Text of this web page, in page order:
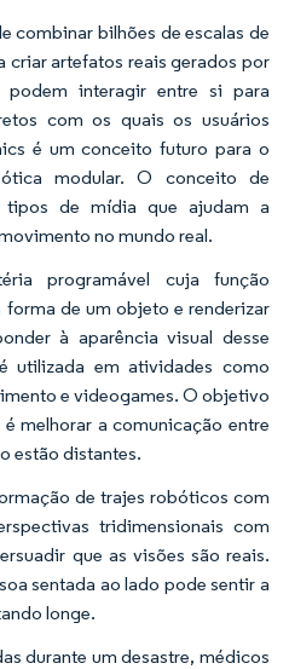
combinar bilhões de escalas de
criar artefatos reais gerados por
podem interagir entre si para
com os quais os usuários
é um conceito futuro para o
modular. O conceito de
tipos de mídia que ajudam a
no mundo real.
programável cuja função
de um objeto e renderizar
à aparência visual desse
utilizada em atividades como
e videogames. O objetivo
melhorar a comunicação entre
estão distantes.
de trajes robóticos com
tridimensionais com
que as visões são reais.
sentada ao lado pode sentir a
longe.
durante um desastre, médicos